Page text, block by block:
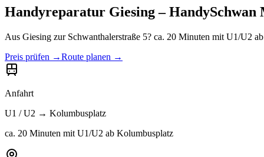
Handyreparatur Giesing– HandySchwan
Aus Giesing zur Schwanthalerstraße 5? ca. 20 Minuten mit U1/U2
Preis prüfen →Route planen →
Anfahrt
U1 / U2 → Kolumbusplatz
ca. 20 Minuten mit U1/U2 ab Kolumbusplatz